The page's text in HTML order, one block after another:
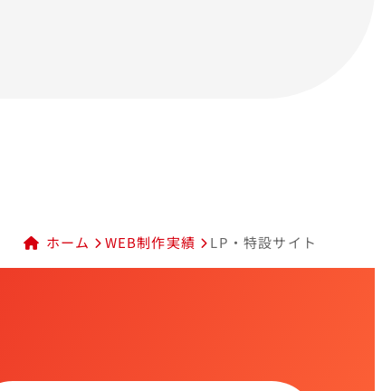
ホーム WEB制作実績 LP・特設サイト